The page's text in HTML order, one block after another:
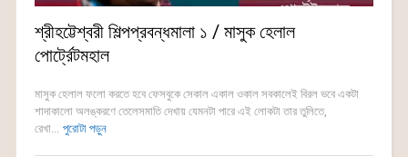
শ্রীহট্টেশ্বরী শিল্পপ্রবন্ধমালা ১ / মাসুক হেলাল
পোর্ট্রেটমহাল
মাসুক হেলাল ফলো করতে হবে ফেসবুকে সেকাল একাল ওকাল সবকালেই বিরল ভবে একটা
শাদাকালো অলঙ্করণে তেলেসমাতি দেখায় যেমনটা পারে এই লোকটা তার তুলিতে,
রেখা... পুরোটা পড়ুন